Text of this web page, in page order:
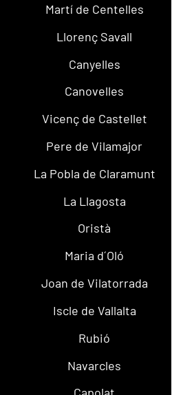
Martí de Centelles
Llorenç Savall
Canyelles
Canovelles
Vicenç de Castellet
Pere de Vilamajor
La Pobla de Claramunt
La Llagosta
Oristà
Maria d´Oló
Joan de Vilatorrada
Iscle de Vallalta
Rubió
Navarcles